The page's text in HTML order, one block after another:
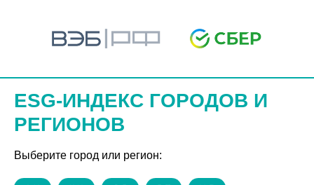
ESG-ИНДЕКС ГОРОДОВ И
РЕГИОНОВ
Выберите город или регион: